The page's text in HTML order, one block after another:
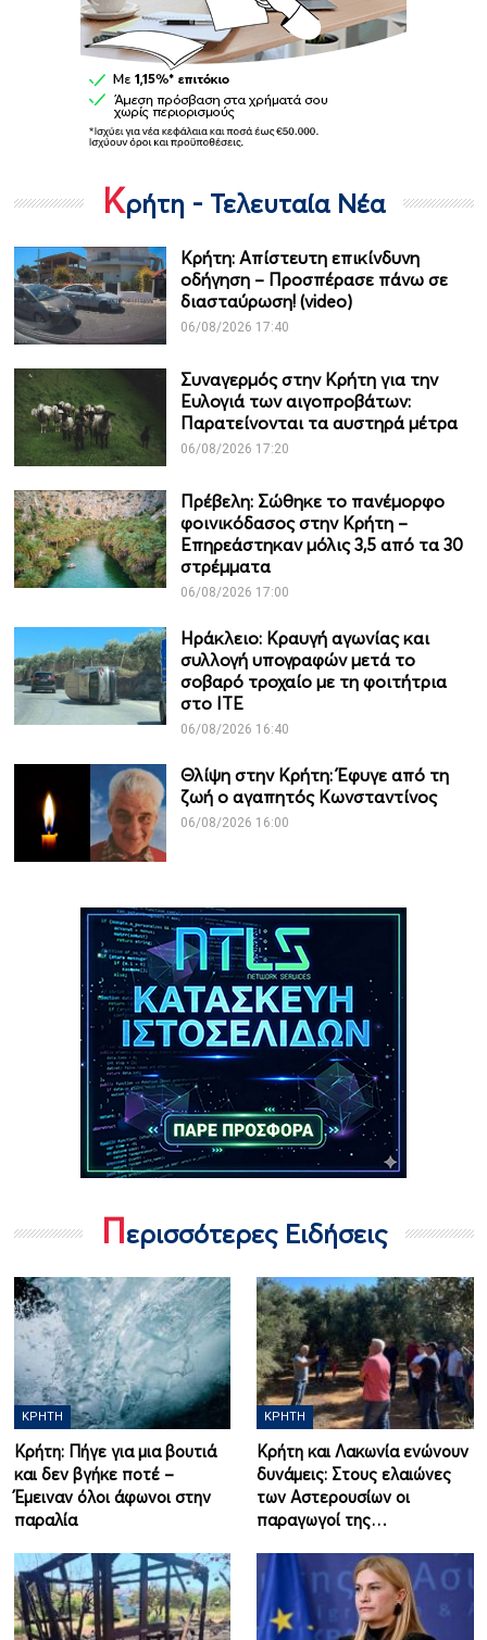
Κρήτη - Τελευταία Νέα
Κρήτη: Απίστευτη επικίνδυνη
οδήγηση – Προσπέρασε πάνω σε
διασταύρωση! (video)
06/08/2026 17:40
Συναγερμός στην Κρήτη για την
Ευλογιά των αιγοπροβάτων:
Παρατείνονται τα αυστηρά μέτρα
06/08/2026 17:20
Πρέβελη: Σώθηκε το πανέμορφο
φοινικόδασος στην Κρήτη –
Επηρεάστηκαν μόλις 3,5 από τα 30
στρέμματα
06/08/2026 17:00
Ηράκλειο: Κραυγή αγωνίας και
συλλογή υπογραφών μετά το
σοβαρό τροχαίο με τη φοιτήτρια
στο ΙΤΕ
06/08/2026 16:40
Θλίψη στην Κρήτη: Έφυγε από τη
ζωή ο αγαπητός Κωνσταντίνος
06/08/2026 16:00
Περισσότερες Ειδήσεις
ΚΡΉΤΗ
Κρήτη: Πήγε για μια βουτιά
και δεν βγήκε ποτέ –
Έμειναν όλοι άφωνοι στην
παραλία
ΚΡΉΤΗ
Κρήτη και Λακωνία ενώνουν
δυνάμεις: Στους ελαιώνες
των Αστερουσίων οι
παραγωγοί της…